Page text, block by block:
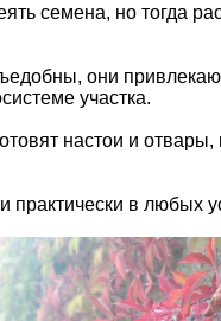
семена, но тогда
они
участка.
настои и отвары,
практически в любых